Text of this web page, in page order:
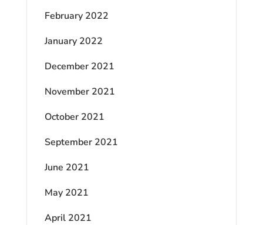
February 2022
January 2022
December 2021
November 2021
October 2021
September 2021
June 2021
May 2021
April 2021